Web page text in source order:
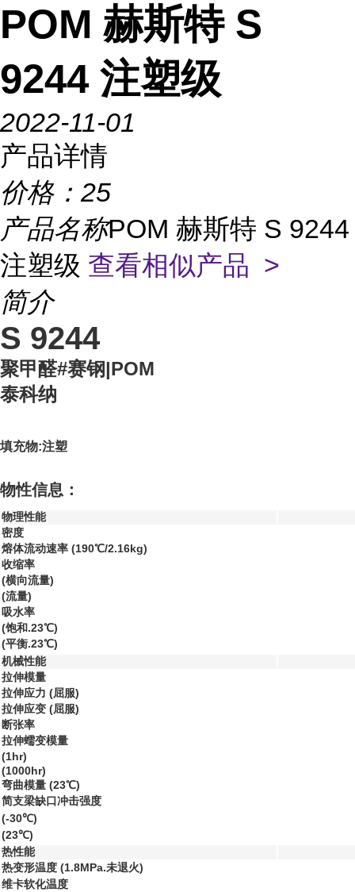
POM 赫斯特 S
9244 注塑级
2022-11-01
产品详情
价格： 25
产品名称POM 赫斯特 S 9244
注塑级 查看相似产品 >
简介
S 9244
聚甲醛#赛钢|POM
泰科纳
填充物:注塑
物性信息：
物理性能
密度
熔体流动速率 (190℃/2.16kg)
收缩率
(横向流量)
(流量)
吸水率
(饱和.23℃)
(平衡.23℃)
机械性能
拉伸模量
拉伸应力 (屈服)
拉伸应变 (屈服)
断张率
拉伸蠕变模量
(1hr)
(1000hr)
弯曲模量 (23℃)
简支梁缺口冲击强度
(-30℃)
(23℃)
热性能
热变形温度 (1.8MPa.未退火)
维卡软化温度